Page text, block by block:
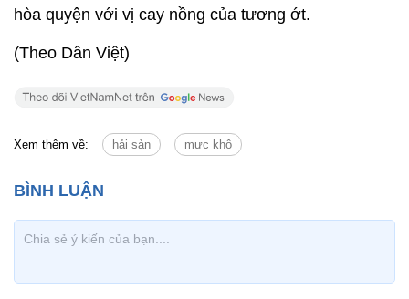
hòa quyện với vị cay nồng của tương ớt.
(Theo Dân Việt)
Xem thêm về: hải sản mực khô